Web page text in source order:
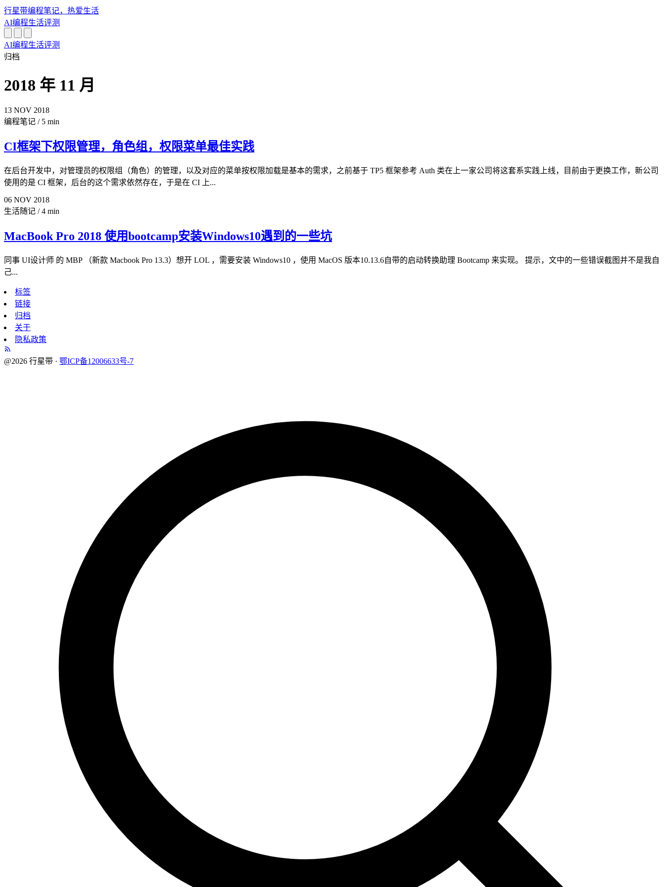
行星带编程笔记，热爱生活
AI编程生活评测
AI编程生活评测
归档
2018 年 11 月
13 NOV 2018
编程笔记 / 5 min
CI框架下权限管理，角色组，权限菜单最佳实践
在后台开发中，对管理员的权限组（角色）的管理，以及对应的菜单按权限加载是基本的需求，之前基于 TP5 框架参考 Auth 类在上一家公司将这套系实践上线，目前由于更换工作，新公司
使用的是 CI 框架，后台的这个需求依然存在，于是在 CI 上...
06 NOV 2018
生活随记 / 4 min
MacBook Pro 2018 使用bootcamp安装Windows10遇到的一些坑
同事 UI设计师 的 MBP （新款 Macbook Pro 13.3）想开 LOL ，需要安装 Windows10 ，使用 MacOS 版本10.13.6自带的启动转换助理 Bootcamp 来实现。 提示，文中的一些错误截图并不是我自
己...
标签
链接
归档
关于
隐私政策
@2026 行星带 · 鄂ICP备12006633号-7